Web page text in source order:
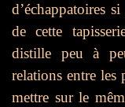
d’échappatoires
de cette
distille peu à
relations entre les
mettre sur le